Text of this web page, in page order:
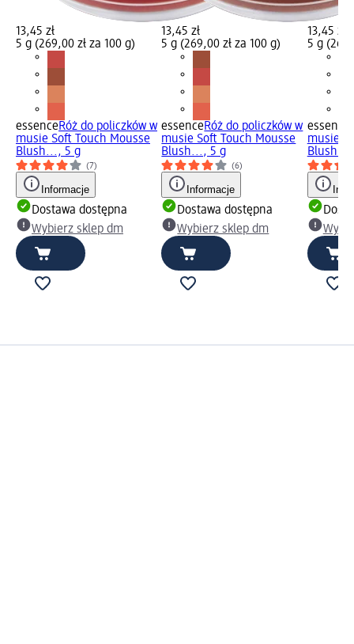
13,45 zł
5 g (269,00 zł za 100 g)
essenceRóż do policzków w
musie Soft Touch Mousse
Blush..., 5 g
(7)
Informacje
Dostawa dostępna
Wybierz sklep dm
13,45 zł
5 g (269,00 zł za 100 g)
essenceRóż do policzków w
musie Soft Touch Mousse
Blush..., 5 g
(6)
Informacje
Dostawa dostępna
Wybierz sklep dm
13,45 zł
5 g
essence
musie